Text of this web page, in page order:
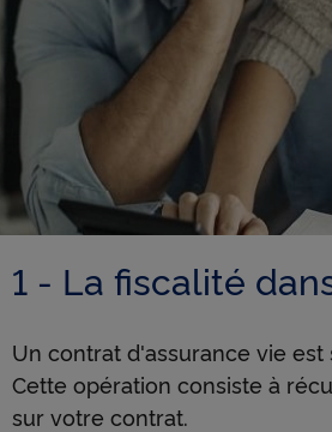
1 - La fiscalité
Un contrat d'assurance vie
Cette opération consiste à
sur votre contrat.